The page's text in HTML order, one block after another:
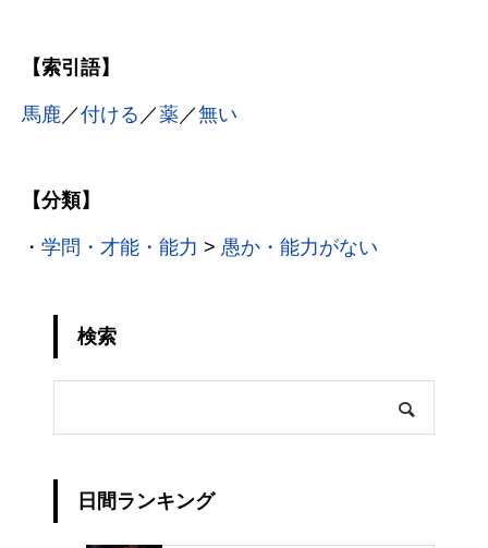
【索引語】
馬鹿／付ける ／薬／無い
【分類】
・ 学問・才能・能力 > 愚か・能力がない
検索
日間ランキング